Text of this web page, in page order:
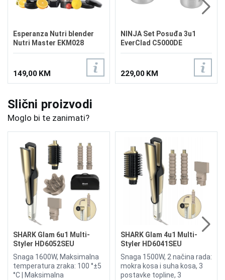
Esperanza Nutri blender
Nutri Master EKM028
1000W
149,00 KM
NINJA Set Posuđa 3u1
EverClad C5000DE
229,00 KM
Slični proizvodi
Moglo bi te zanimati?
SHARK Glam 6u1 Multi-
Styler HD6052SEU
Snaga 1600W, Maksimalna
temperatura zraka: 100 °±5
°C | Maksimalna
SHARK Glam 4u1 Multi-
Styler HD6041SEU
Snaga 1500W, 2 načina rada:
mokra kosa i suha kosa, 3
postavke topline, 3